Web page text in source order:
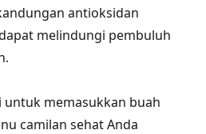
antioksidan
melindungi pembuluh
untuk memasukkan buah
camilan sehat Anda